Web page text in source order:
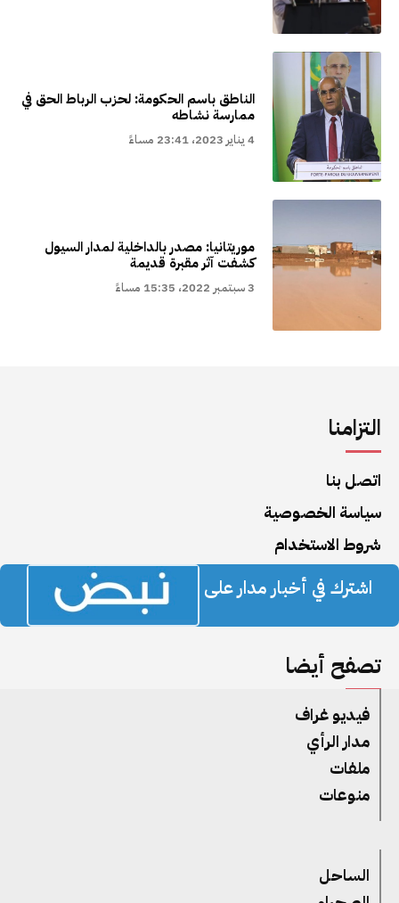
الناطق باسم الحكومة: لحزب الرباط الحق في
ممارسة نشاطه
4 يناير 2023، 23:41 مساءً
موريتانيا: مصدر بالداخلية لمدار السيول
كشفت آثر مقبرة قديمة
3 سبتمبر 2022، 15:35 مساءً
التزامنا
اتصل بنا
سياسة الخصوصية
شروط الاستخدام
اشترك في أخبار مدار على
تصفح أيضا
فيديو غراف
مدار الرأي
ملفات
منوعات
الساحل